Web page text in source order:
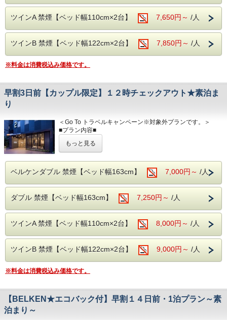
・洗浄効果：プラス帯電した汚れにマイナス帯電した気泡が
汚れを吸着し
・保湿効果：プラチナノバブルが皮膚の奥まで浸透し角質
層の水分を高め
みずみしくハリのある素肌へ導きます。
・保温効果：プラチナノバブルのお湯は身体の芯から温ま
り、その効果が持続
■室内設備■
洗浄機付きトイレ/調整可能な空調設備/液晶TV/ドライヤー/
有料チャンネル/電気スタンド/電子ケトル/
で、予めご了承下さい。
■共通案内■
・24時以降にご到着の場合はお手数ですが、事前に到着時
をお願い致します。
・セキリティ上深夜0時～6時までは正面入口が閉まってい
ますので、インター
ホンにてお知らせくださいませ。（開錠にはルームカード
が必要です。）
・料金は前払い制となります。チェックイン時にご精算をお
願い致し
・当ホテルは朝食とランドリーサービスを行なっておりませ
ツインA 禁煙【ベッド幅110cm×2台】 7,650円～ /人
ツインB 禁煙【ベッド幅122cm×2台】 7,850円～ /人
※料金は消費税込み価格です。
早割3日前【カップル限定】１２時チェックアウト★素泊ま
り
＜Go To トラベルキャンペーン※対象外プランです。＞
■プラン内容■
通常11：00チェックアウトが12：00時まで延長のお得なプ
ランです。
ビジネス・東京観光に是非ご利用くださいませ！
・丸の内線「淡路町駅」A2出口より徒歩1分
・JR「秋葉原」電気街口より徒歩7分
・JR「神田駅」北口、西口より徒歩6分（東京駅より1駅2
分）
・東京メトロ「銀座線」A6出口より徒歩3分(21時以降はA4
出口利用）
・コンビニ徒歩10秒
■全米No.1人気のサーター社製ベッドを全室導入！
※当館は全館禁煙となっております。
が潤う保湿
もっと見る
ベルケンダブル 禁煙【ベッド幅163cm】 7,000円～ /人
ダブル 禁煙【ベッド幅163cm】 7,250円～ /人
ツインA 禁煙【ベッド幅110cm×2台】 8,000円～ /人
ツインB 禁煙【ベッド幅122cm×2台】 9,000円～ /人
※料金は消費税込み価格です。
【BELKEN★エコバック付】早割１４日前・1泊プラン～素
泊まり～